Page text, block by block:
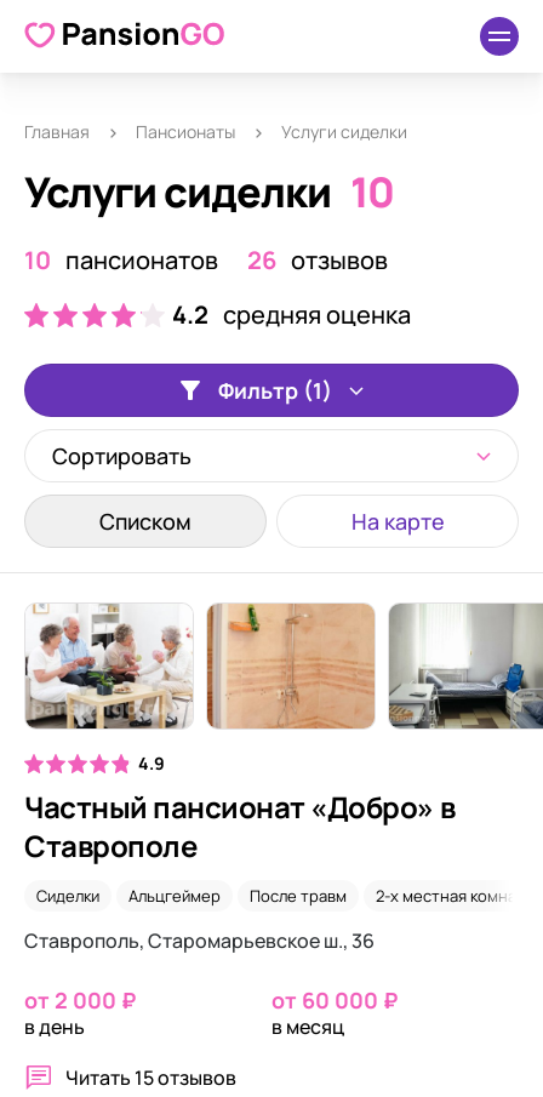
Главная Пансионаты Услуги сиделки
Услуги сиделки 10
10 пансионатов 26 отзывов
4.2 средняя оценка
Фильтр (1)
Сортировать
Списком На карте
4.9
Частный пансионат «Добро» в
Ставрополе
Сиделки Альцгеймер После травм 2-х местная комната
Ставрополь, Старомарьевское ш., 36
от 2 000 ₽
в день
от 60 000 ₽
в месяц
Читать 15 отзывов